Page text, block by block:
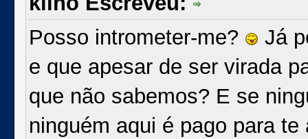
Posso intrometer-me?
Já
e que apesar de ser virada
que não sabemos? E se
ninguém aqui é pago para